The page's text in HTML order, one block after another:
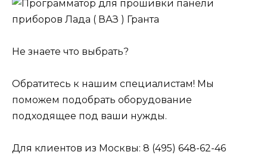
Не знаете что выбрать?
Обратитесь к нашим специалистам! Мы
поможем подобрать оборудование
подходящее под ваши нужды.
Для клиентов из Москвы: 8 (495) 648-62-46